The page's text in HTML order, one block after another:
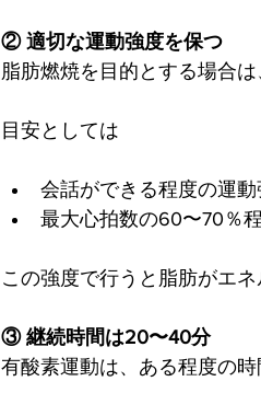
② 適切な運動強度を保つ
脂肪燃焼を目的とする場合
目安としては
会話ができる程度の運動
最大心拍数の60〜70％
この強度で行うと脂肪がエ
③ 継続時間は20〜40分
有酸素運動は、ある程度の時